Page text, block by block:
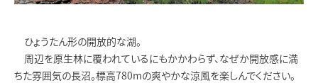
ひょうたん形の開放的な湖。
周辺を原生林に覆われているにもかかわらず、なぜか開放感に満
ちた雰囲気の長沼。標高780mの爽やかな涼風を楽しんでください。